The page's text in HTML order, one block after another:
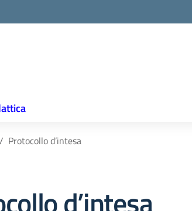
Protocollo d’intesa